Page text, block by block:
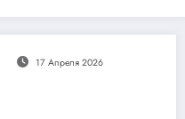
17 Апреля 2026